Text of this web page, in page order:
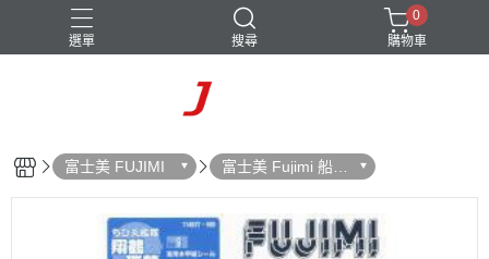
選單 搜尋
0
購物車
富士美 FUJIMI
富士美 Fujimi 船艦
類